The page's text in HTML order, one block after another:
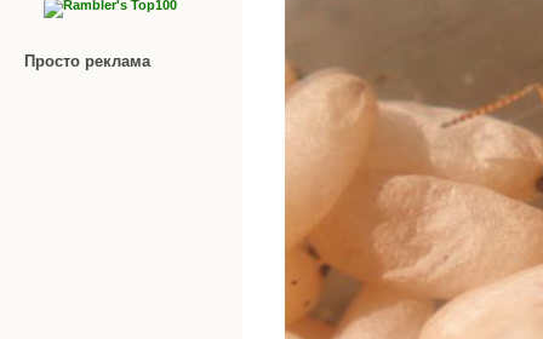
Просто реклама